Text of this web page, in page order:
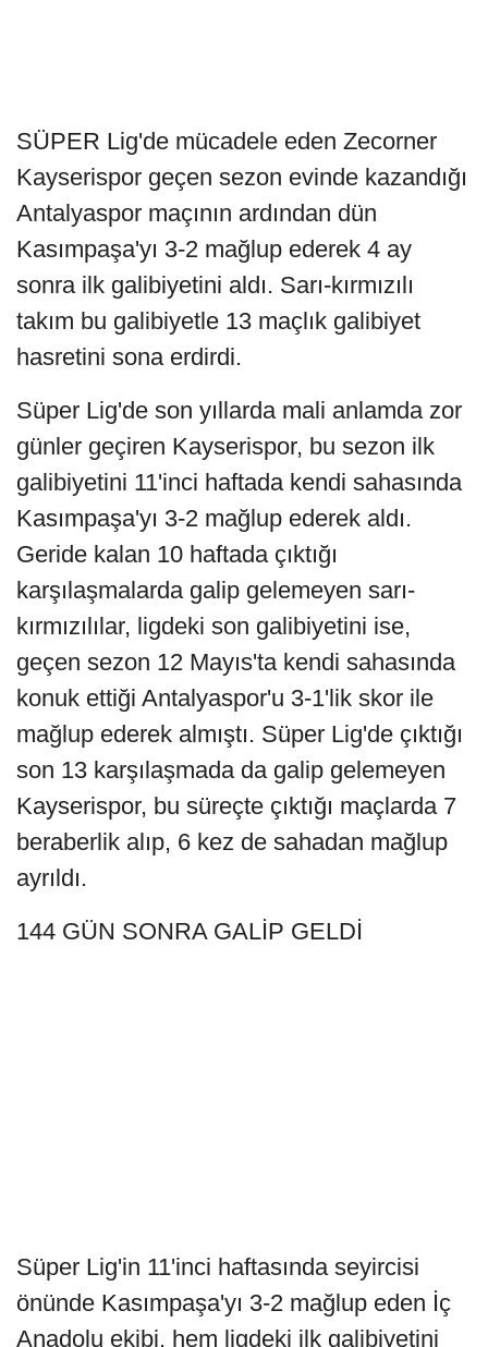
SÜPER Lig'de mücadele eden Zecorner
Kayserispor geçen sezon evinde kazandığı
Antalyaspor maçının ardından dün
Kasımpaşa'yı 3-2 mağlup ederek 4 ay
sonra ilk galibiyetini aldı. Sarı-kırmızılı
takım bu galibiyetle 13 maçlık galibiyet
hasretini sona erdirdi.
Süper Lig'de son yıllarda mali anlamda zor
günler geçiren Kayserispor, bu sezon ilk
galibiyetini 11'inci haftada kendi sahasında
Kasımpaşa'yı 3-2 mağlup ederek aldı.
Geride kalan 10 haftada çıktığı
karşılaşmalarda galip gelemeyen sarı-
kırmızılılar, ligdeki son galibiyetini ise,
geçen sezon 12 Mayıs'ta kendi sahasında
konuk ettiği Antalyaspor'u 3-1'lik skor ile
mağlup ederek almıştı. Süper Lig'de çıktığı
son 13 karşılaşmada da galip gelemeyen
Kayserispor, bu süreçte çıktığı maçlarda 7
beraberlik alıp, 6 kez de sahadan mağlup
ayrıldı.
144 GÜN SONRA GALİP GELDİ
Süper Lig'in 11'inci haftasında seyircisi
önünde Kasımpaşa'yı 3-2 mağlup eden İç
Anadolu ekibi, hem ligdeki ilk galibiyetini